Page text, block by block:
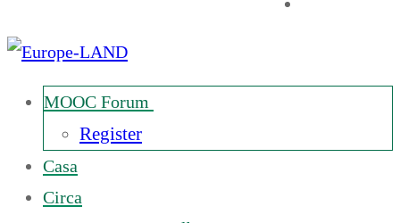
MOOC Forum
Register
Casa
Circa